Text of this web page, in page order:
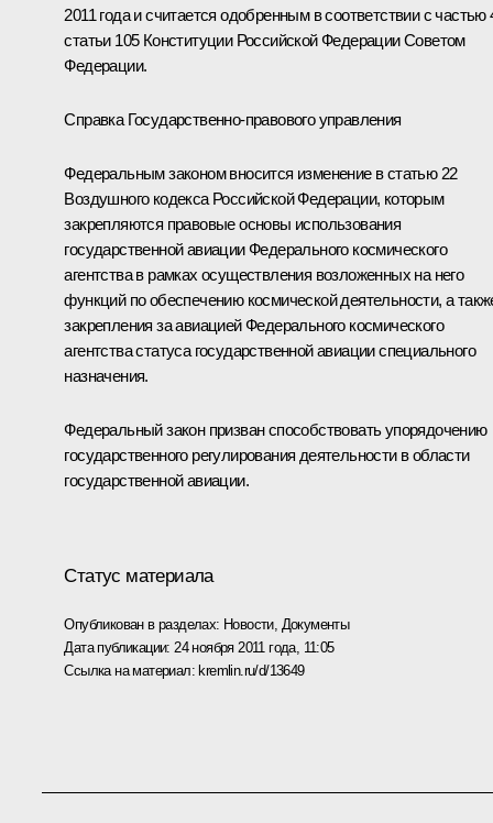
2011 года и считается одобренным в соответствии с частью
статьи 105 Конституции Российской Федерации Советом
Федерации.
Справка Государственно-правового управления
Федеральным законом вносится изменение в статью 22
Воздушного кодекса Российской Федерации, которым
закрепляются правовые основы использования
государственной авиации Федерального космического
агентства в рамках осуществления возложенных на него
функций по обеспечению космической деятельности, а
закрепления за авиацией Федерального космического
агентства статуса государственной авиации специального
назначения.
Федеральный закон призван способствовать упорядочению
государственного регулирования деятельности в области
государственной авиации.
Статус материала
Опубликован в разделах: Новости, Документы
Дата публикации: 24 ноября 2011 года, 11:05
Ссылка на материал: kremlin.ru/d/13649